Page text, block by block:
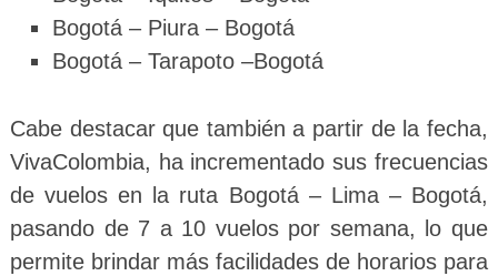
Bogotá – Piura – Bogotá
Bogotá – Tarapoto –Bogotá
Cabe destacar que también a partir de la fecha,
VivaColombia, ha incrementado sus frecuencias
de vuelos en la ruta Bogotá – Lima – Bogotá,
pasando de 7 a 10 vuelos por semana, lo que
permite brindar más facilidades de horarios para